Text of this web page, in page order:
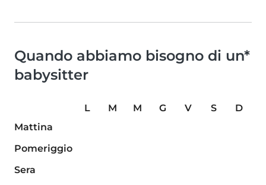
Quando abbiamo bisogno di un*
babysitter
L M M G V S
D
Mattina
Pomeriggio
Sera